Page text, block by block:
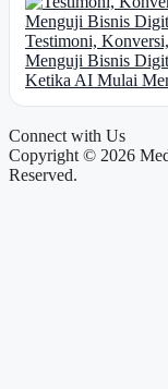
Testimoni,
Menguji Bisnis
Ketika AI Mulai
Connect with Us
Copyright © 2026
Reserved.